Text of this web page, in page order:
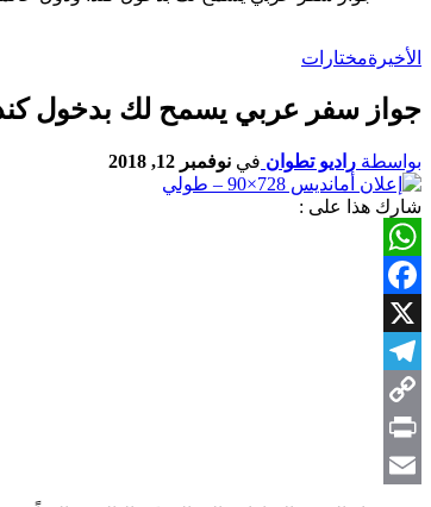
الأخيرةمختارات
جواز سفر عربي يسمح لك بدخول
بواسطة راديو تطوان في نوفمبر 12, 2018
شارك هذا على :
WhatsApp
Facebook
X
Telegram
Copy
Link
Print